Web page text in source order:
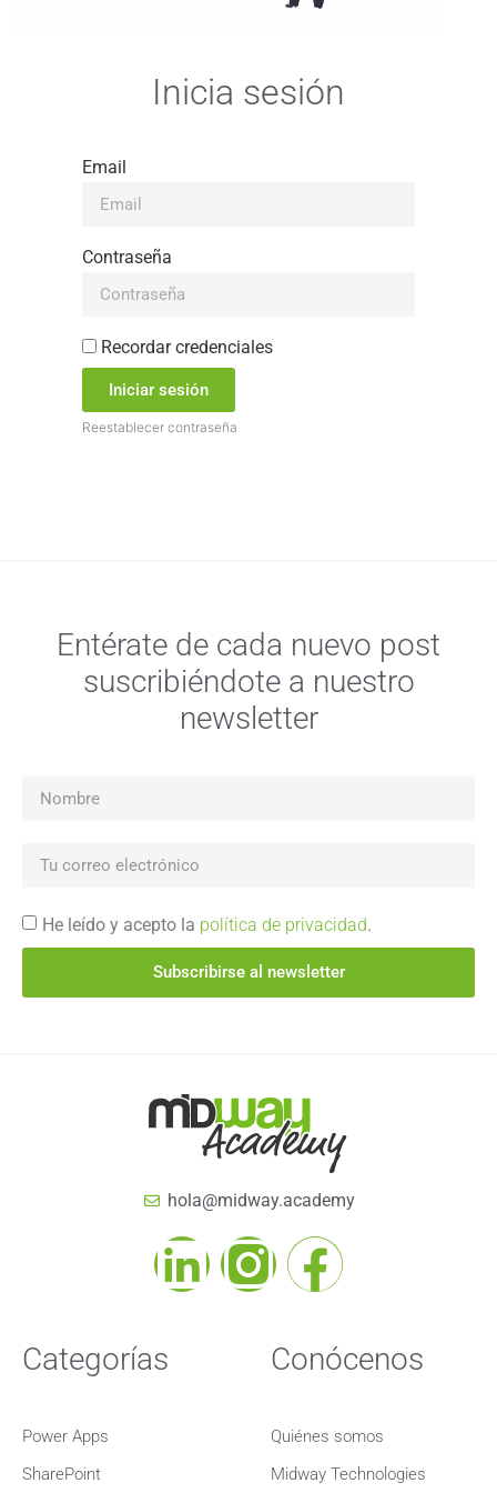
Inicia sesión
Email
Contraseña
Recordar credenciales
Iniciar sesión
Reestablecer contraseña
Entérate de cada nuevo post
suscribiéndote a nuestro
newsletter
He leído y acepto la política de privacidad.
Subscribirse al newsletter
hola@midway.academy
Categorías
Power Apps
SharePoint
Conócenos
Quiénes somos
Midway Technologies